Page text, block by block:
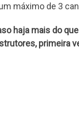
máximo de 3
haja mais do
primeira